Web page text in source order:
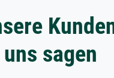
uns sagen